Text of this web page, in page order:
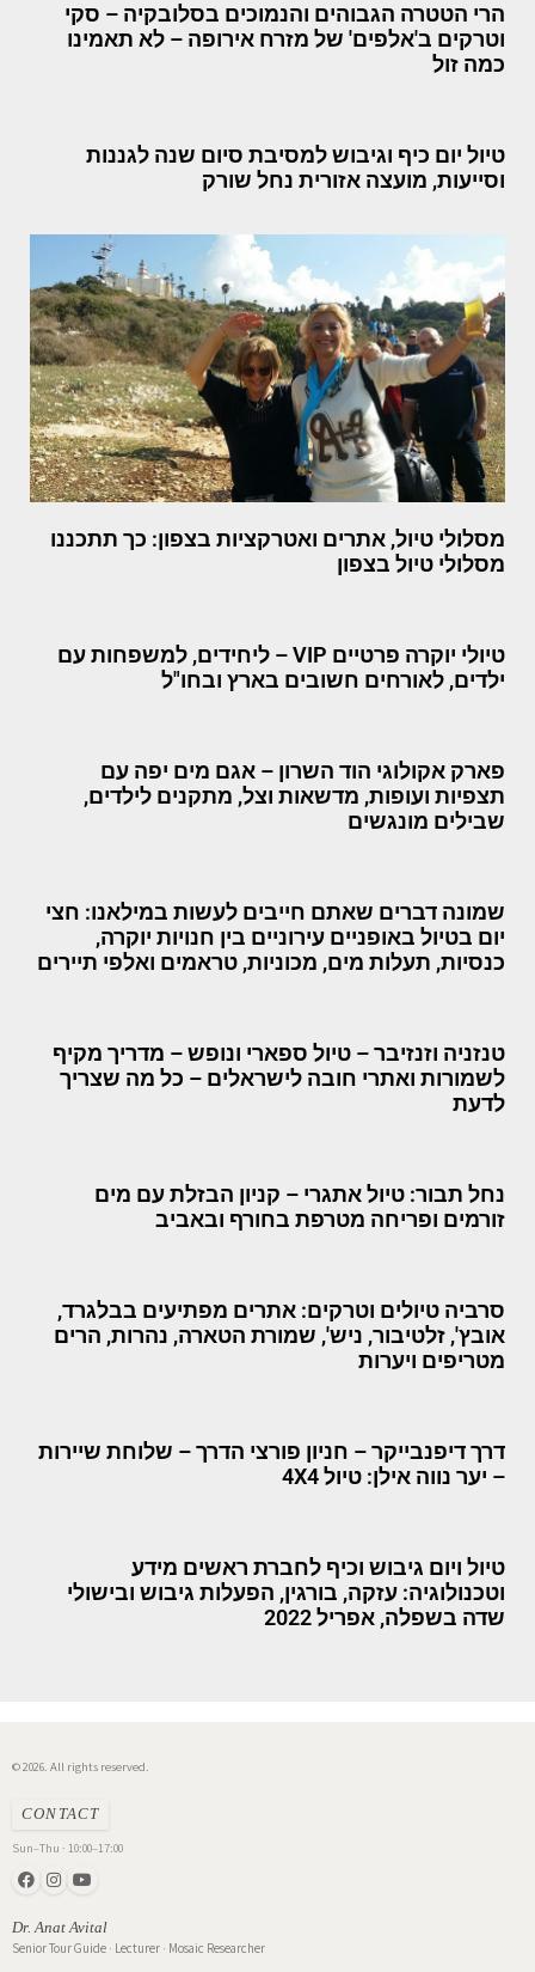
הרי הטטרה הגבוהים והנמוכים בסלובקיה – סקי
וטרקים ב'אלפים' של מזרח אירופה – לא תאמינו
כמה זול
טיול יום כיף וגיבוש למסיבת סיום שנה לגננות
וסייעות, מועצה אזורית נחל שורק
מסלולי טיול, אתרים ואטרקציות בצפון: כך תתכננו
מסלולי טיול בצפון
טיולי יוקרה פרטיים VIP – ליחידים, למשפחות עם
ילדים, לאורחים חשובים בארץ ובחו"ל
פארק אקולוגי הוד השרון – אגם מים יפה עם
תצפיות ועופות, מדשאות וצל, מתקנים לילדים,
שבילים מונגשים
שמונה דברים שאתם חייבים לעשות במילאנו: חצי
יום בטיול באופניים עירוניים בין חנויות יוקרה,
כנסיות, תעלות מים, מכוניות, טראמים ואלפי תיירים
טנזניה וזנזיבר – טיול ספארי ונופש – מדריך מקיף
לשמורות ואתרי חובה לישראלים – כל מה שצריך
לדעת
נחל תבור: טיול אתגרי – קניון הבזלת עם מים
זורמים ופריחה מטרפת בחורף ובאביב
סרביה טיולים וטרקים: אתרים מפתיעים בבלגרד,
אובץ', זלטיבור, ניש', שמורת הטארה, נהרות, הרים
מטריפים ויערות
דרך דיפנבייקר – חניון פורצי הדרך – שלוחת שיירות
– יער נווה אילן: טיול 4X4
טיול ויום גיבוש וכיף לחברת ראשים מידע
וטכנולוגיה: עזקה, בורגין, הפעלות גיבוש ובישולי
שדה בשפלה, אפריל 2022
© 2026. All rights reserved.
CONTACT
Sun–Thu · 10:00–17:00
Dr. Anat Avital
Senior Tour Guide · Lecturer · Mosaic Researcher